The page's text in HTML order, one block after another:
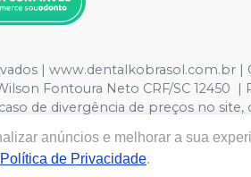
| www.dentalkobrasol.com.br |
Fontoura Neto CRF/SC
de divergência de preços no
anúncios e melhorar a sua
Política de Privacidade.